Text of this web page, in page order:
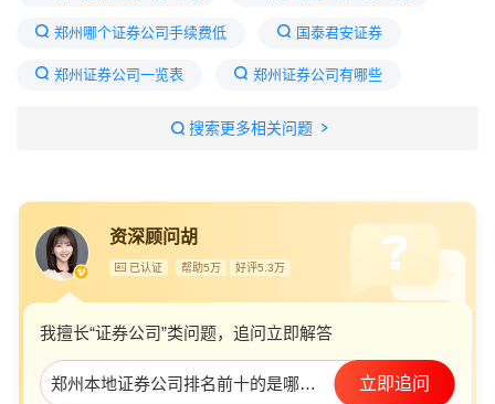
郑州哪个证券公司手续费低 国泰君安证券
郑州证券公司一览表 郑州证券公司有哪些
为什么一般人进不了证券 证券公司名单
郑州哪家证券比较好 郑州最好的三个证券公司
搜索更多相关问题
资深顾问胡
已认证 帮助5万 好评5.3万
我擅长“证券公司”类问题，追问立即解答
郑州本地证券公司排名前十的是哪些？ 立即追问